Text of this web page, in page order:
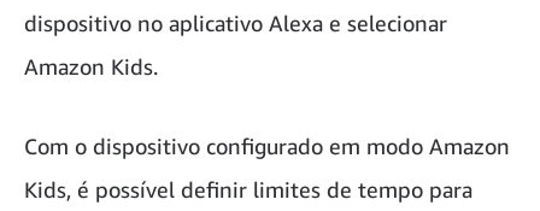
dispositivo no aplicativo Alexa e selecionar
Amazon Kids.
Com o dispositivo configurado em modo Amazon
Kids, é possível definir limites de tempo para